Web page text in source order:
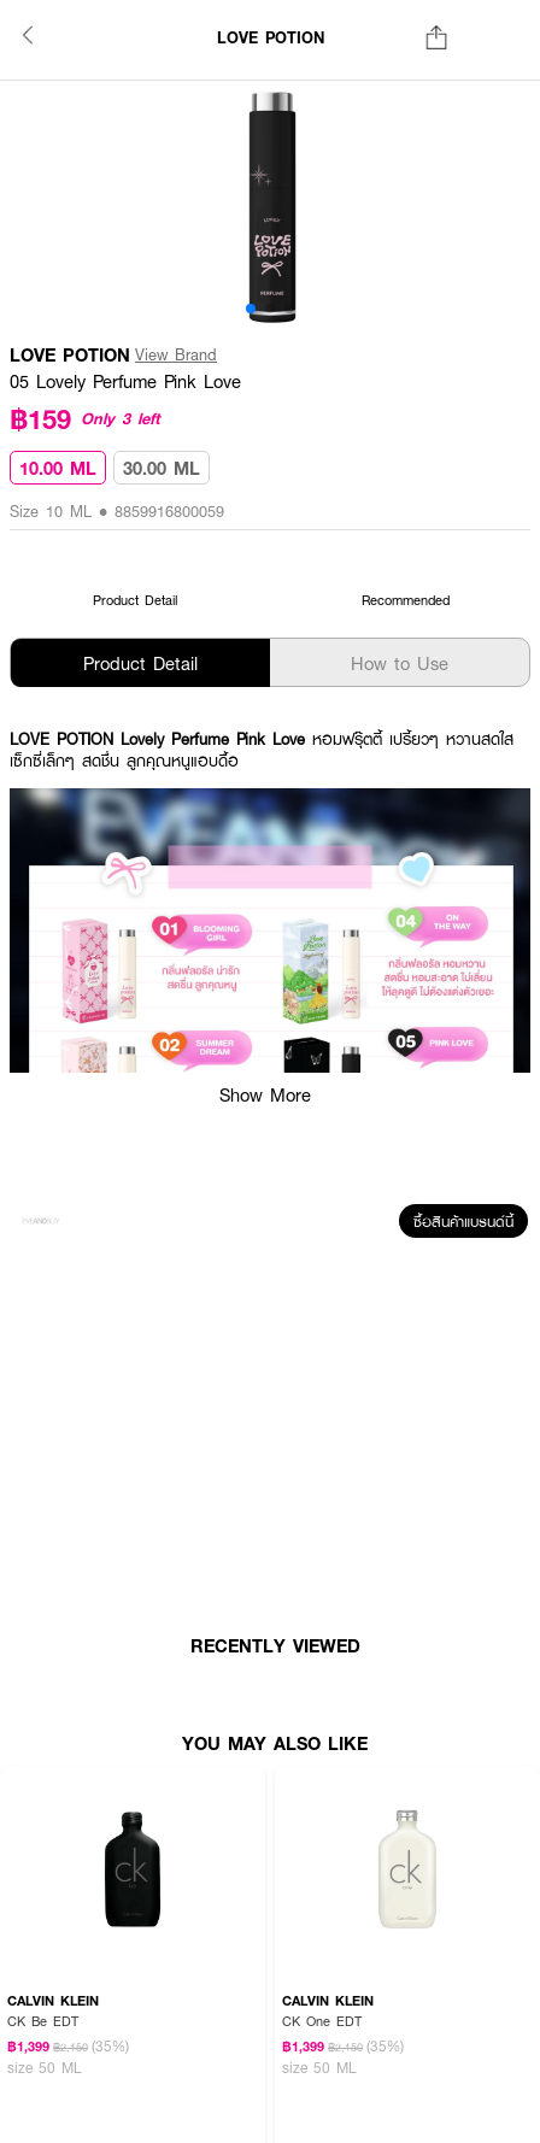
LOVE POTION
LOVE POTION View Brand
05 Lovely Perfume Pink Love
฿159 Only 3 left
10.00 ML 30.00 ML
Size 10 ML • 8859916800059
Product Detail Recommended
Product Detail How to Use
LOVE POTION Lovely Perfume Pink Love หอมฟรุ๊ตตี้ เปรี้ยวๆ หวานสดใส
เซ็กซี่เล็กๆ สดชื่น ลูกคุณหนูแอบดื้อ
Show More
ซื้อสินค้าแบรนด์นี้
RECENTLY VIEWED
YOU MAY ALSO LIKE
CALVIN KLEIN
CK Be EDT
฿1,399 ฿2,150 (35%)
size 50 ML
CALVIN KLEIN
CK One EDT
฿1,399 ฿2,150 (35%)
size 50 ML